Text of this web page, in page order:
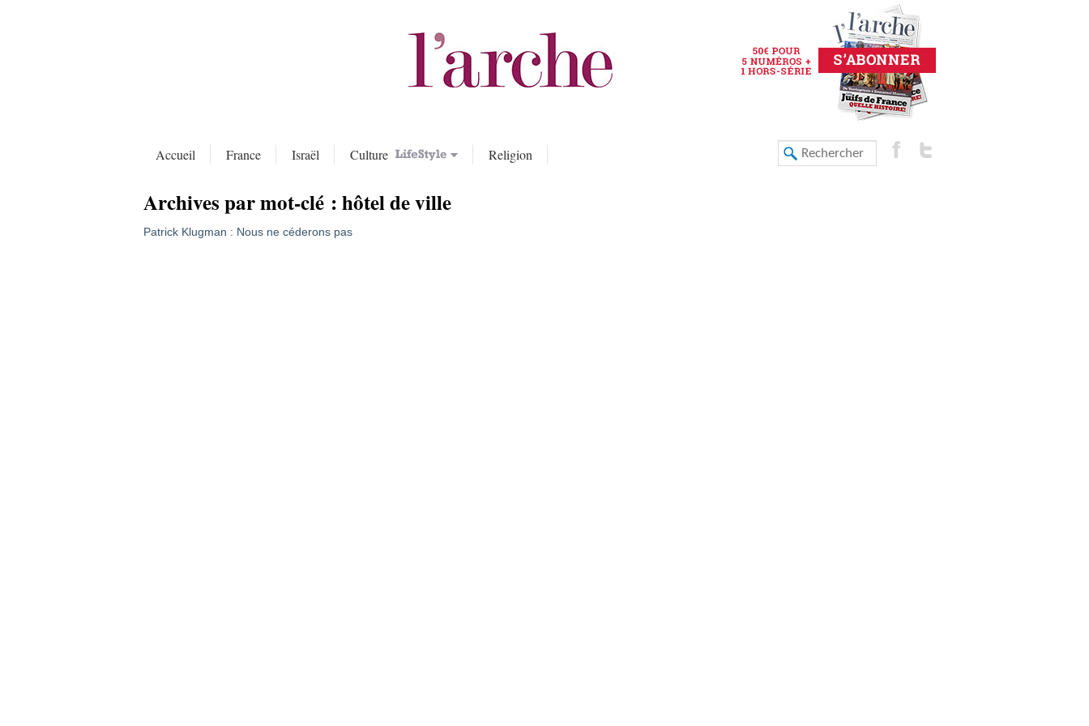
Accueil France Israël Culture Religion
Archives par mot-clé :hôtel de ville
Patrick Klugman : Nous ne céderons pas